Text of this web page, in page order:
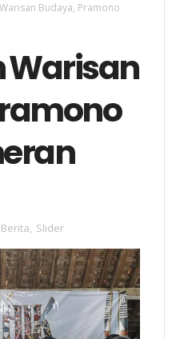
Budaya, Pramono
Warisan
Berita, Slider